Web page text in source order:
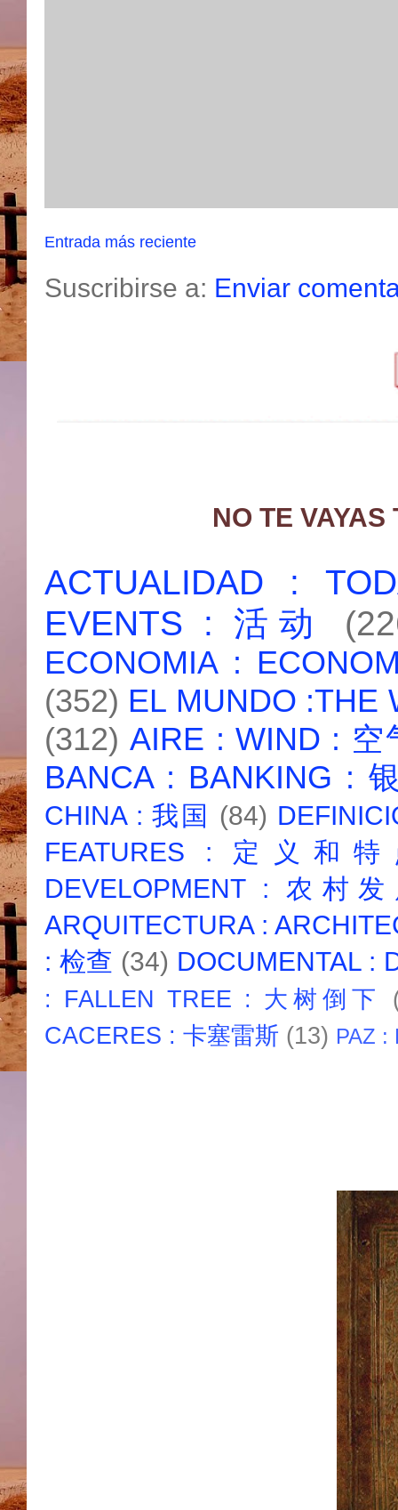
Entrada más reciente
Suscribirse a: Enviar
NO TE
ACTUALIDAD :
EVENTS : 活动
ECONOMIA :
(352) EL MUNDO :THE
(312) AIRE : WIND : 空
BANCA : BANKING :
CHINA : 我国 (84)
FEATURES : 定义和
DEVELOPMENT : 农村
ARQUITECTURA :
: 检查 (34) DOCUMENTAL :
: FALLEN TREE : 大树倒下
CACERES : 卡塞雷斯 (13) PAZ :